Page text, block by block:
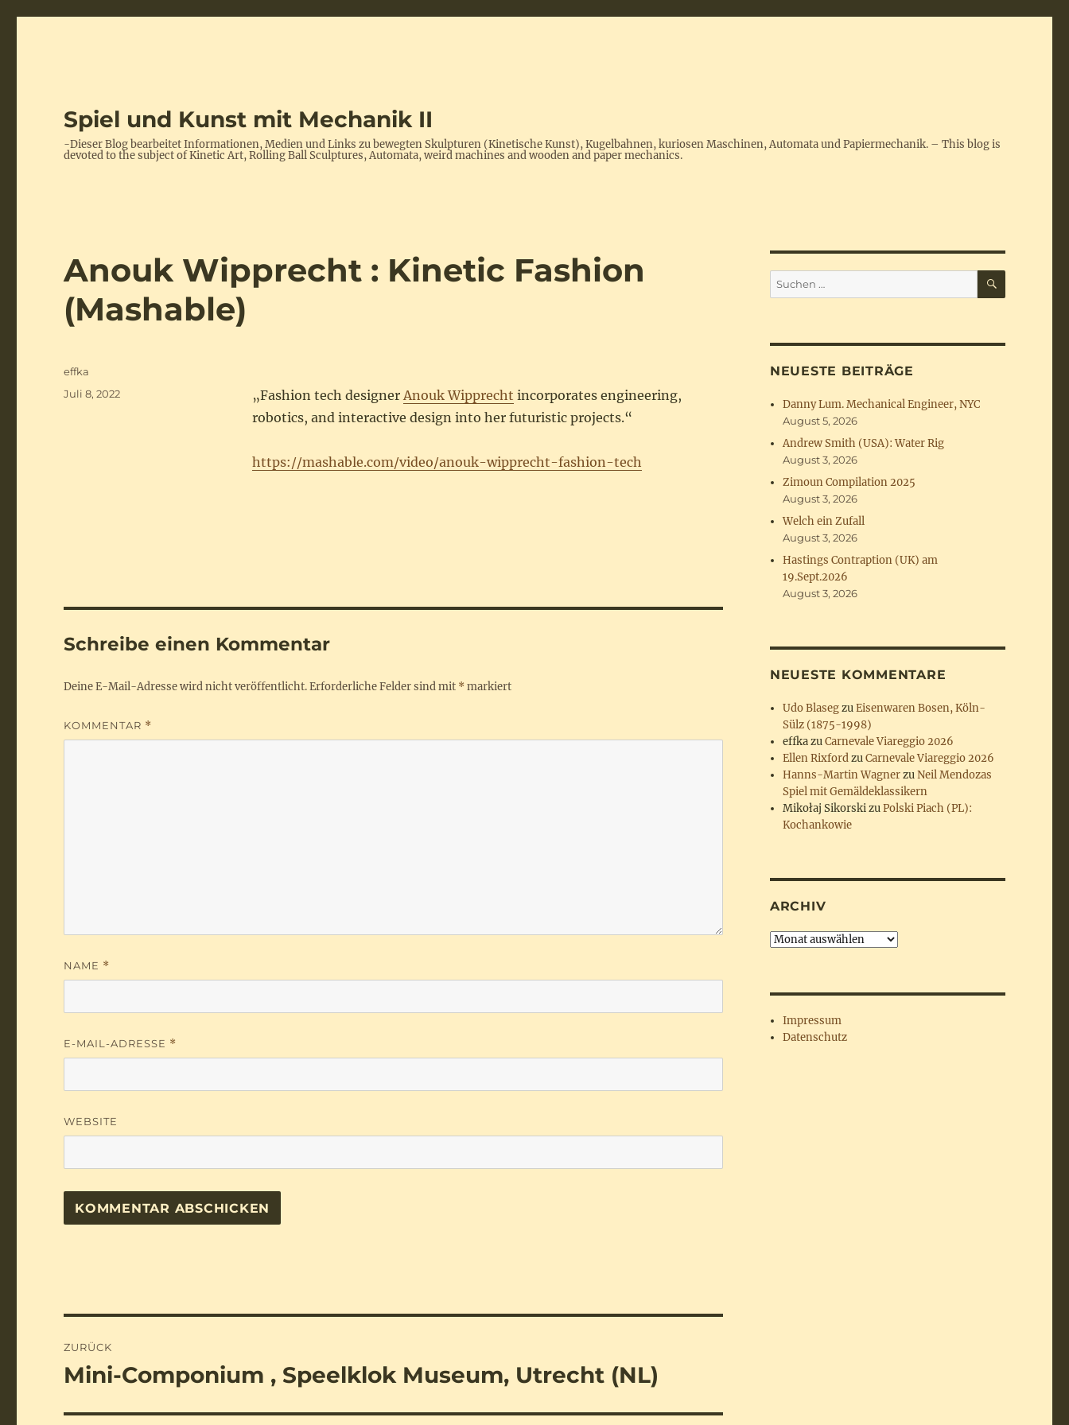
Spiel und Kunst mit Mechanik II
-Dieser Blog bearbeitet Informationen, Medien und Links zu bewegten Skulpturen (Kinetische Kunst), Kugelbahnen, kuriosen Maschinen, Automata und Papiermechanik. – This blog is
devoted to the subject of Kinetic Art, Rolling Ball Sculptures, Automata, weird machines and wooden and paper mechanics.
Anouk Wipprecht : Kinetic Fashion
(Mashable)
„Fashion tech designerAnouk Wipprecht incorporates engineering,
robotics, and interactive design into her futuristic projects.“
https://mashable.com/video/anouk-wipprecht-fashion-tech
Autor
effka
Veröffentlicht
Juli 8, 2022
Schreibe einen Kommentar
Deine E-Mail-Adresse wird nicht veröffentlicht.Erforderliche Felder sind mit * markiert
KOMMENTAR *
NAME *
E-MAIL-ADRESSE *
WEBSITE
ZURÜCK
Vorheriger
Mini-Componium , Speelklok Museum, Utrecht (NL)
Suchen
nach:
SUCHEN
NEUESTE BEITRÄGE
Danny Lum. Mechanical Engineer, NYC
August 5, 2026
Andrew Smith (USA): Water Rig
August 3, 2026
Zimoun Compilation 2025
August 3, 2026
Welch ein Zufall
August 3, 2026
Hastings Contraption (UK) am
19.Sept.2026
August 3, 2026
NEUESTE KOMMENTARE
Udo BlasegzuEisenwaren Bosen, Köln-
Sülz (1875-1998)
effkazuCarnevale Viareggio 2026
Ellen RixfordzuCarnevale Viareggio 2026
Hanns-Martin WagnerzuNeil Mendozas
Spiel mit Gemäldeklassikern
Mikołaj SikorskizuPolski Piach (PL):
Kochankowie
ARCHIV
Archiv
Impressum
Datenschutz